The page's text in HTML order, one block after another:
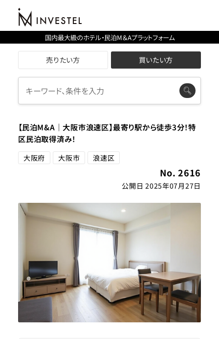
国内最大級のホテル・民泊M＆Aプラットフォーム
売りたい方 買いたい方
【民泊M&A｜大阪市浪速区】最寄り駅から徒歩3分！特
区民泊取得済み！
大阪府 大阪市 浪速区
No. 2616
公開日 2025年07月27日